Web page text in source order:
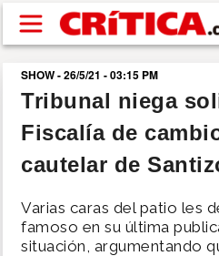
Pasar al contenido principal
buscar
SUCESOS
POLÍTICA
SHOW - 26/5/21 - 03:15 PM
Tribunal niega
Fiscalía de
cautelar de
Varias caras del patio les
famoso en su última
situación, argumentando